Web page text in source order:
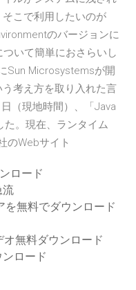
こで利用したいのが
のバージョンに
いて簡単におさらいし
Sun Microsystemsが開
考え方を取り入れた言
（現地時間）、「Java
た。現在、ランタイム
のWebサイト
ロード
流
を無料でダウンロード
無料ダウンロード
ロード